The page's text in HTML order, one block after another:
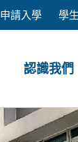
申請入學 學生
認識我們